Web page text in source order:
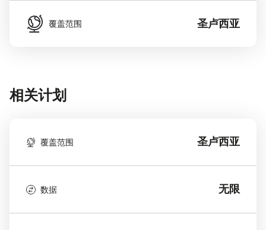
覆盖范围 圣卢西亚
相关计划
覆盖范围 圣卢西亚
数据 无限